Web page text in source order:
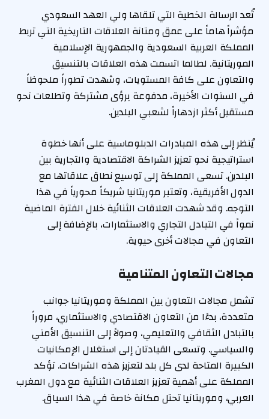
تُعد الرسالة الخطية التي تلقاها ولي العهد السعودي
مؤشراً هاماً على عمق ومتانة العلاقات التاريخية التي تربط
المملكة العربية السعودية والجمهورية الإسلامية
الموريتانية. لطالما اتسمت هذه العلاقات بالتنسيق
والتعاون على كافة المستويات، وشهدت تطوراً ملحوظاً
في السنوات الأخيرة، مدفوعة برؤى مشتركة وتطلعات نحو
مستقبل أكثر ازدهاراً لشعبي البلدين.
يُنظر إلى هذه المبادرات الدبلوماسية على أنها خطوة
استراتيجية نحو تعزيز الشراكة الاقتصادية والتجارية بين
البلدين. تسعى المملكة إلى توسيع نطاق علاقاتها مع
الدول الأفريقية، وتعتبر موريتانيا شريكاً محورياً في هذا
التوجه. وقد شهدت العلاقات الثنائية خلال الفترة الماضية
نمواً في التبادل التجاري والاستثمارات، بالإضافة إلى
التعاون في مجالات أخرى حيوية.
مجالات التعاون المتنامية
تشمل مجالات التعاون بين المملكة وموريتانيا جوانب
متعددة، بدءًا من التعاون الاقتصادي والاستثماري، مروراً
بالتبادل الثقافي والتعليمي، وصولاً إلى التنسيق الأمني
والسياسي. وتسعى القيادتان إلى استغلال الإمكانيات
الكبيرة المتاحة لدى كل بلد لتعزيز هذه الشراكات. تؤكد
المملكة على أهمية تعزيز العلاقات الثنائية مع دول المغرب
العربي، وموريتانيا تحتل مكانة خاصة في هذا السياق.